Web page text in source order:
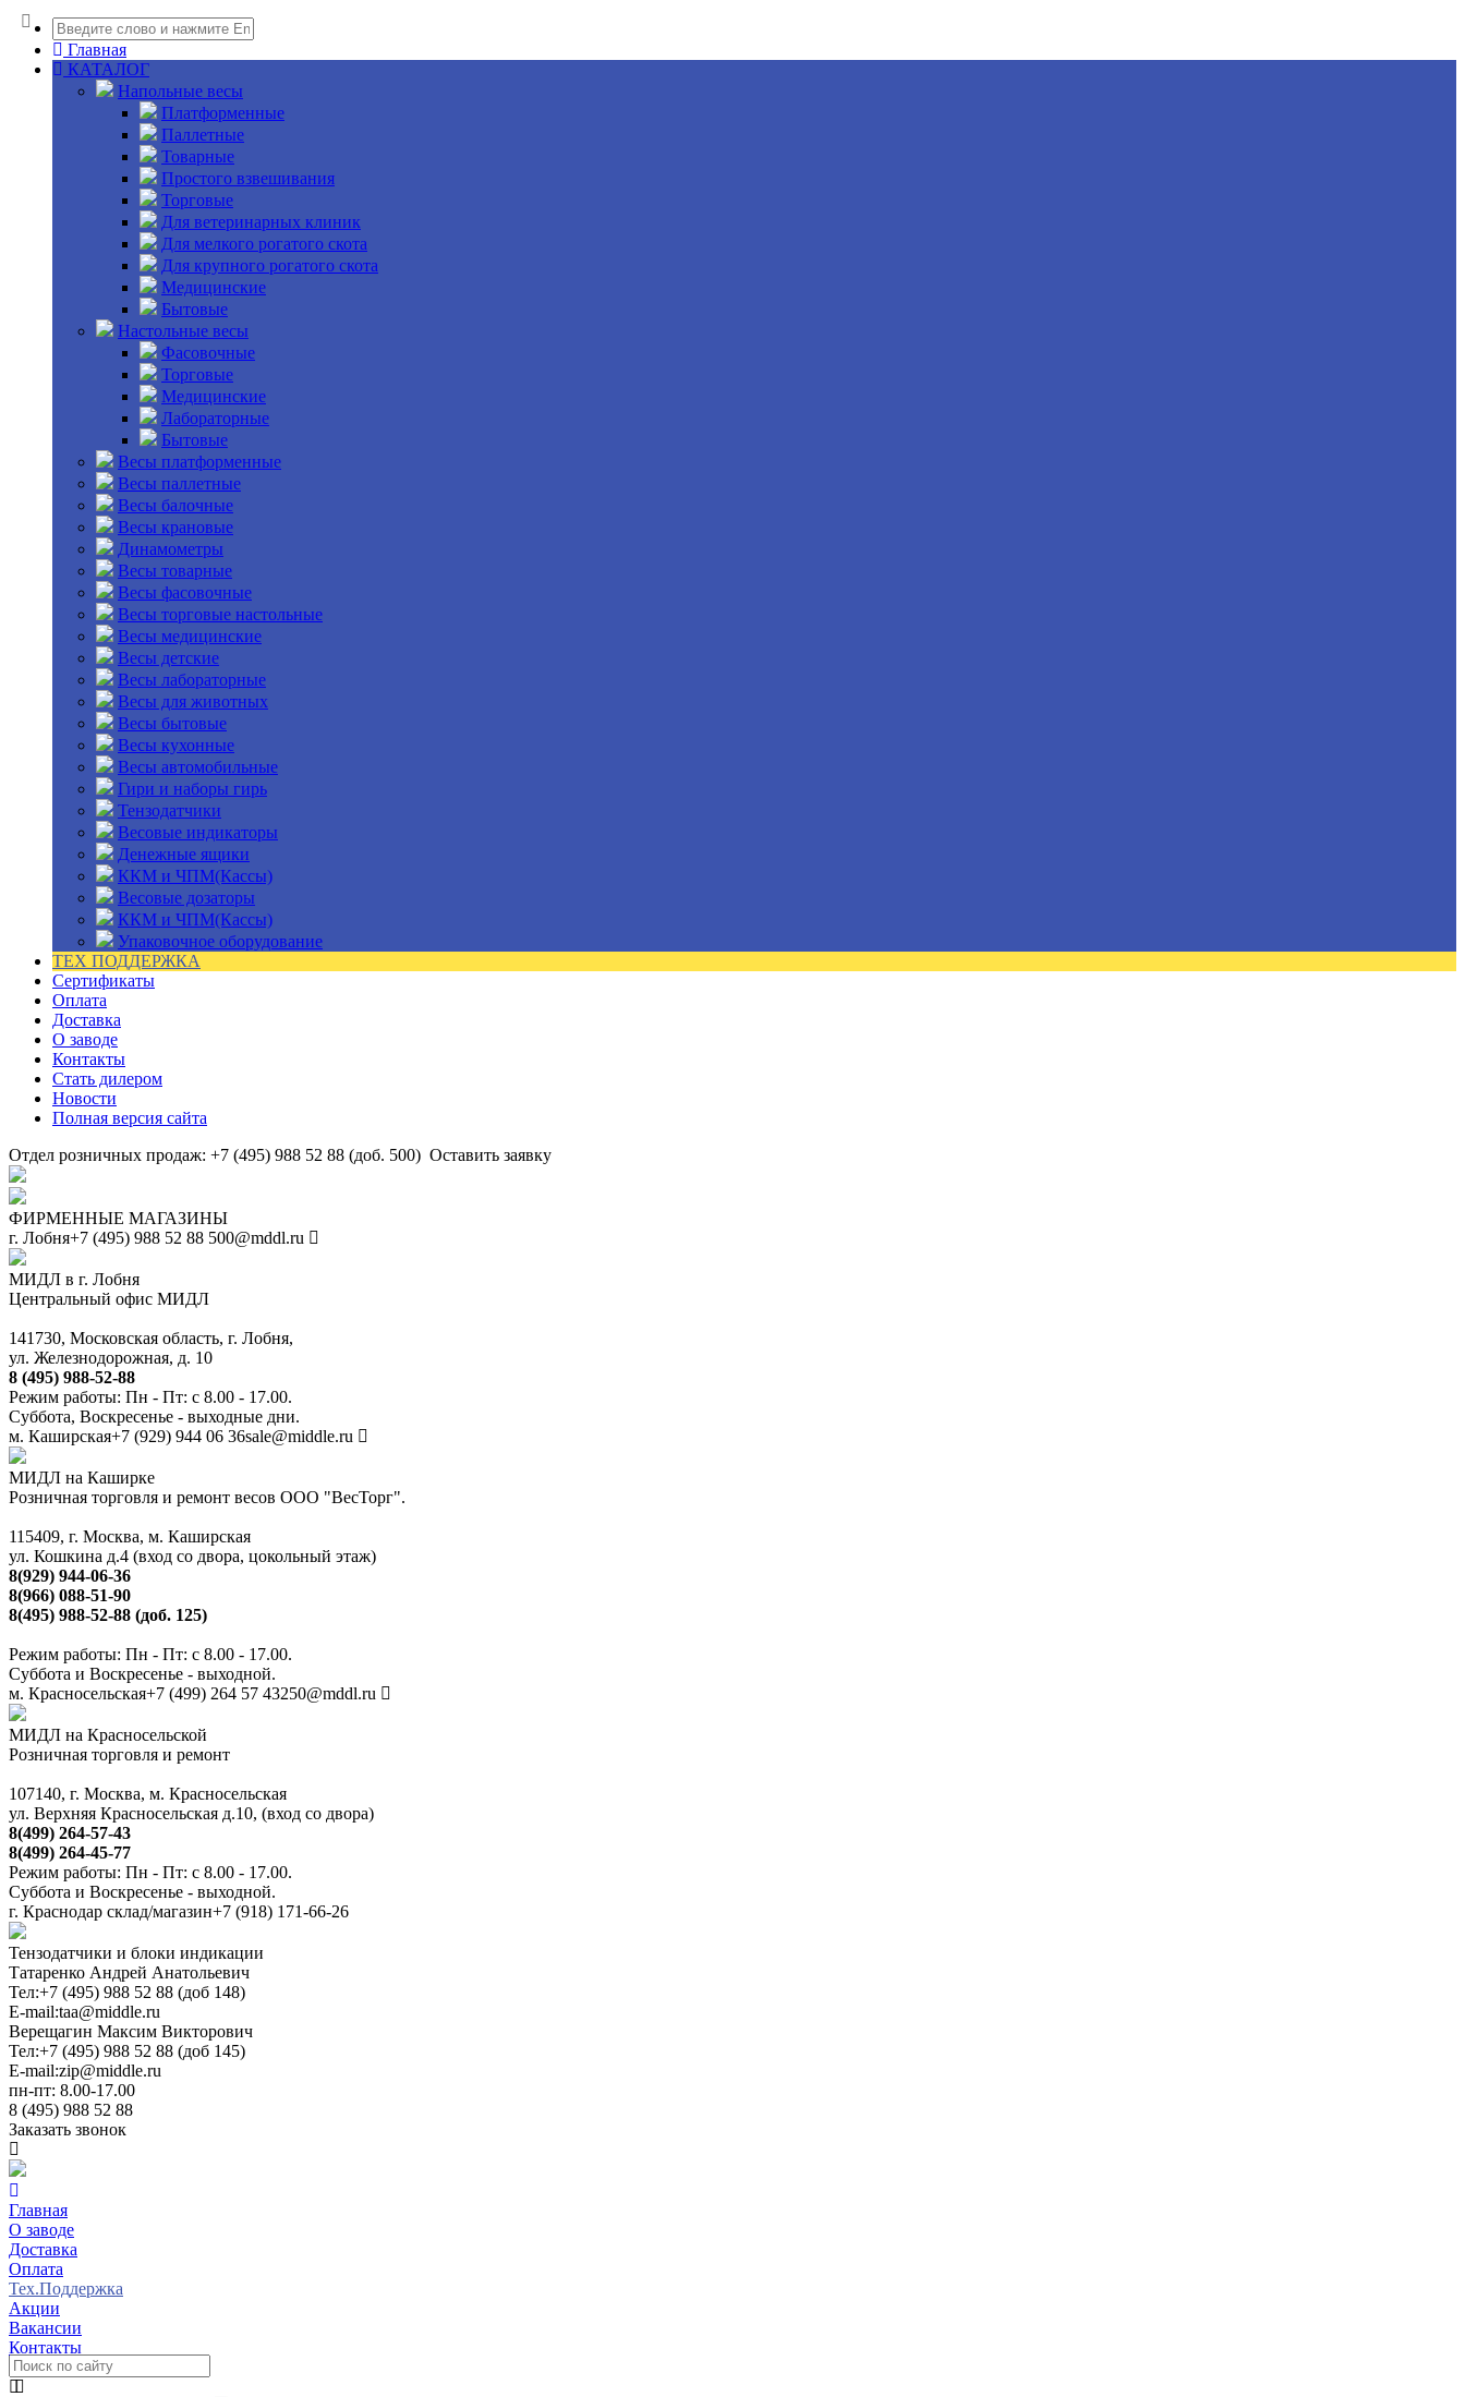
Главная
КАТАЛОГ
Напольные весы
Платформенные
Паллетные
Товарные
Простого взвешивания
Торговые
Для ветеринарных клиник
Для мелкого рогатого скота
Для крупного рогатого скота
Медицинские
Бытовые
Настольные весы
Фасовочные
Торговые
Медицинские
Лабораторные
Бытовые
Весы платформенные
Весы паллетные
Весы балочные
Весы крановые
Динамометры
Весы товарные
Весы фасовочные
Весы торговые настольные
Весы медицинские
Весы детские
Весы лабораторные
Весы для животных
Весы бытовые
Весы кухонные
Весы автомобильные
Гири и наборы гирь
Тензодатчики
Весовые индикаторы
Денежные ящики
ККМ и ЧПМ(Кассы)
Весовые дозаторы
ККМ и ЧПМ(Кассы)
Упаковочное оборудование
ТЕХ ПОДДЕРЖКА
Сертификаты
Оплата
Доставка
О заводе
Контакты
Стать дилером
Новости
Полная версия сайта
Отдел розничных продаж: +7 (495) 988 52 88 (доб. 500) Оставить заявку
ФИРМЕННЫЕ МАГАЗИНЫ
г. Лобня+7 (495) 988 52 88 500@mddl.ru
МИДЛ в г. Лобня
Центральный офис МИДЛ
141730, Московская область, г. Лобня,
ул. Железнодорожная, д. 10
8 (495) 988-52-88
Режим работы: Пн - Пт: с 8.00 - 17.00.
Суббота, Воскресенье - выходные дни.
м. Каширская+7 (929) 944 06 36sale@middle.ru
МИДЛ на Каширке
Розничная торговля и ремонт весов ООО "ВесТорг".
115409, г. Москва, м. Каширская
ул. Кошкина д.4 (вход со двора, цокольный этаж)
8(929) 944-06-36
8(966) 088-51-90
8(495) 988-52-88 (доб. 125)
Режим работы: Пн - Пт: с 8.00 - 17.00.
Суббота и Воскресенье - выходной.
м. Красносельская+7 (499) 264 57 43250@mddl.ru
МИДЛ на Красносельской
Розничная торговля и ремонт
107140, г. Москва, м. Красносельская
ул. Верхняя Красносельская д.10, (вход со двора)
8(499) 264-57-43
8(499) 264-45-77
Режим работы: Пн - Пт: с 8.00 - 17.00.
Суббота и Воскресенье - выходной.
г. Краснодар склад/магазин+7 (918) 171-66-26
Тензодатчики и блоки индикации
Татаренко Андрей Анатольевич
Тел:+7 (495) 988 52 88 (доб 148)
E-mail:taa@middle.ru
Верещагин Максим Викторович
Тел:+7 (495) 988 52 88 (доб 145)
E-mail:zip@middle.ru
пн-пт: 8.00-17.00
8 (495) 988 52 88
Заказать звонок
Главная
О заводе
Доставка
Оплата
Тех.Поддержка
Акции
Вакансии
Контакты